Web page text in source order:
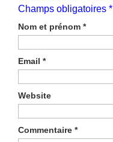
Champs obligatoires *
Nom et prénom *
Email *
Website
Commentaire *